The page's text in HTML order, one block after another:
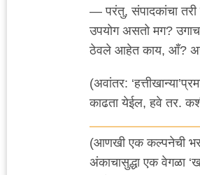
— परंतु, संपादकांचा तरी
उपयोग असतो मग?
ठेवले आहेत काय, आँ?
(अवांतर:
काढता येईल, हवे तर.
(आणखी एक कल्पनेची
अंकाचासुद्धा एक वेगळा